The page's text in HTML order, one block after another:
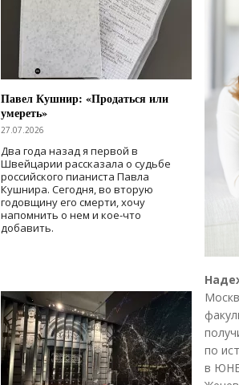
Павел Кушнир: «Продаться или
умереть»
27.07.2026
Два года назад я первой в
Швейцарии рассказала о судьбе
российского пианиста Павла
Кушнира. Сегодня, во вторую
годовщину его смерти, хочу
напомнить о нем и кое-что
добавить.
по
в